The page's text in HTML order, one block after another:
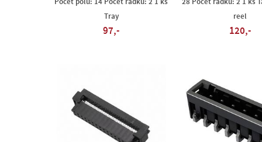
Počet pólů: 14 Počet řádků: 2 1 ks
Tray
97,-
28 Počet řádků: 2 1 ks
reel
120,-